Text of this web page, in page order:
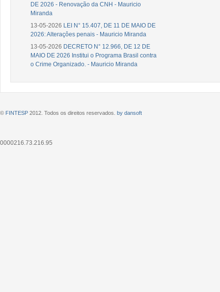
DE 2026 - Renovação da CNH - Mauricio
Miranda
13-05-2026 LEI N° 15.407, DE 11 DE MAIO DE
2026: Alteraçôes penais - Mauricio Miranda
13-05-2026 DECRETO N° 12.966, DE 12 DE
MAIO DE 2026 Institui o Programa Brasil contra
o Crime Organizado. - Mauricio Miranda
© FINTESP 2012. Todos os direitos reservados. by dansoft
0000216.73.216.95